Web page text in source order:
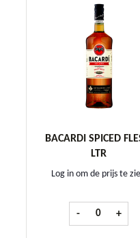
BACARDI SPICED
LTR
Log in om de prijs te
- Bacardi+